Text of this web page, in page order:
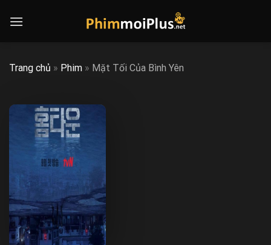
Trang chủ » Phim » Mặt Tối Của Bình Yên